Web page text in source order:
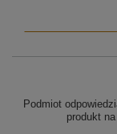
Barwa
ciepłem a
kuchni, jak i
Lampa LED
Dzięki
pasuje jako:
Podmiot
produkt